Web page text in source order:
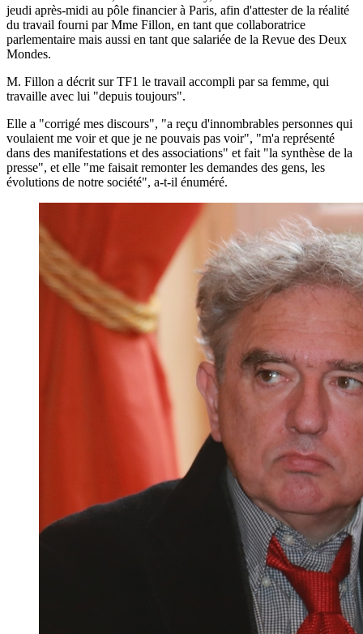
jeudi après-midi au pôle financier à Paris, afin d'attester de la réalité
du travail fourni par Mme Fillon, en tant que collaboratrice
parlementaire mais aussi en tant que salariée de la Revue des Deux
Mondes.
M. Fillon a décrit sur TF1 le travail accompli par sa femme, qui
travaille avec lui "depuis toujours".
Elle a "corrigé mes discours", "a reçu d'innombrables personnes qui
voulaient me voir et que je ne pouvais pas voir", "m'a représenté
dans des manifestations et des associations" et fait "la synthèse de la
presse", et elle "me faisait remonter les demandes des gens, les
évolutions de notre société", a-t-il énuméré.